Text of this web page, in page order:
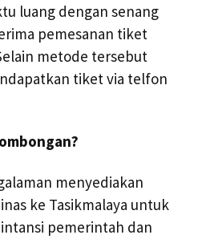
luang dengan senang
pemesanan tiket
metode tersebut
tiket via telfon
menyediakan
ke Tasikmalaya untuk
pemerintah dan